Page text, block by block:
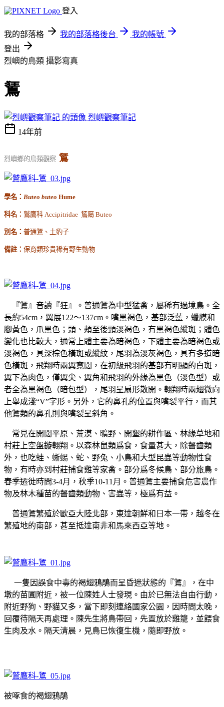
登入
我的部落格 我的部落格後台
我的帳號
登出
烈嶼的鳥類 攝影寫真
鵟
烈嶼觀察筆記
14年前
烈嶼鄉的鳥類觀察 鵟
學名： Buteo buteo Hume
科名： 鷲鷹科 Accipitridae 鵟屬 Buteo
別名： 普通鵟、土豹子
備註： 保育類珍貴稀有野生動物
『鵟』音讀 『狂』。 普通鵟為中型猛禽，屬稀有過境鳥。全
長約54cm ，翼展122～137cm 。嘴黑褐色，基部泛藍，蠟膜和
腳黃色，爪黑色；頭、頰至後頸淡褐色，有黑褐色縱斑；體色
變化也比較大，通常上體主要為暗褐色，下體主要為暗褐色或
淡褐色，具深棕色橫斑或縱紋，尾羽為淡灰褐色，具有多道暗
色橫斑，飛翔時兩翼寬闊，在初級飛羽的基部有明顯的白斑，
翼下為肉色，僅翼尖、翼角和飛羽的外緣為黑色（淡色型）或
者全為黑褐色（暗包型），尾羽呈扇形散開。翱翔時兩翅微向
上舉成淺“V”字形。另外，它的鼻孔的位置與嘴裂平行，而其
他鵟類的鼻孔則與嘴裂呈斜角。
常見在開闊平原、荒漠、曠野、開墾的耕作區、林緣草地和
村莊上空盤鏇翱翔。以森林鼠類爲食，食量甚大，除齧齒類
外，也吃蛙、蜥蜴、蛇、野兔、小鳥和大型昆蟲等動物性食
物，有時亦到村莊捕食雞等家禽。部分爲冬候鳥、部分旅鳥。
春季遷徙時間3-4月，秋季10-11 月。普通鵟主要捕食危害農作
物及林木種苗的齧齒類動物、害蟲等，極爲有益。
普通鵟繁殖於歐亞大陸北部，東達朝鮮和日本一帶，越冬在
繁殖地的南部，甚至抵達南非和馬來西亞等地。
一隻因誤食中毒的褐翅鴉鵑而呈昏迷狀態的 『鵟』，在中
墩的苗圃附近，被一位陳姓人士發現。由於已無法自由行動，
附近野狗、野貓又多，當下即刻連絡國家公園，因時間太晚，
回覆待隔天再處理。陳先生將鳥帶回，先置放於雞籠，並餵食
生肉及水。隔天清晨，見鳥已恢復生機，隨即野放。
被啄食的褐翅鴉鵑